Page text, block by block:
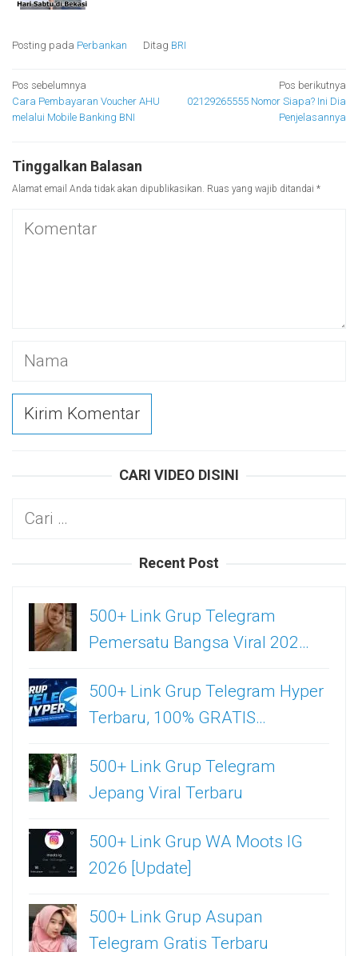
Posting pada Perbankan Ditag BRI
Navigasi
pos
Pos sebelumnya
Cara Pembayaran Voucher AHU
melalui Mobile Banking BNI
Pos berikutnya
02129265555 Nomor Siapa? Ini Dia
Penjelasannya
Tinggalkan Balasan
Alamat email Anda tidak akan dipublikasikan. Ruas yang wajib ditandai *
CARI VIDEO DISINI
Cari
Recent Post
500+ Link Grup Telegram
Pemersatu Bangsa Viral 202…
500+ Link Grup Telegram Hyper
Terbaru, 100% GRATIS…
500+ Link Grup Telegram
Jepang Viral Terbaru
500+ Link Grup WA Moots IG
2026 [Update]
500+ Link Grup Asupan
Telegram Gratis Terbaru